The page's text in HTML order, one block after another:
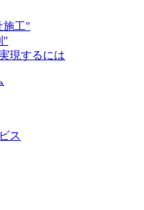
施工"
"
現するには
ス